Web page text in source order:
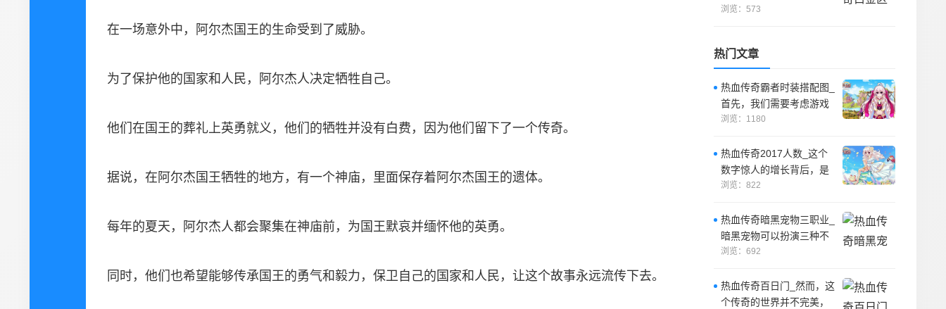
在一场意外中，阿尔杰国王的生命受到了威胁。
为了保护他的国家和人民，阿尔杰人决定牺牲自己。
他们在国王的葬礼上英勇就义，他们的牺牲并没有白费，因为他们留下了一个传奇。
据说，在阿尔杰国王牺牲的地方，有一个神庙，里面保存着阿尔杰国王的遗体。
每年的夏天，阿尔杰人都会聚集在神庙前，为国王默哀并缅怀他的英勇。
同时，他们也希望能够传承国王的勇气和毅力，保卫自己的国家和人民，让这个故事永远流传下去。
中追求胜利和成就，我们
浏览：573
热门文章
热血传奇霸者时装搭配图_
首先，我们需要考虑游戏
中的需要。
浏览：1180
热血传奇2017人数_这个
数字惊人的增长背后，是
玩家们对于一款经典的游
浏览：822
热血传奇暗黑宠物三职业_
暗黑宠物可以扮演三种不
同的角色，分别是战士的
浏览：692
热血传奇百日门_然而，这
个传奇的世界并不完美，